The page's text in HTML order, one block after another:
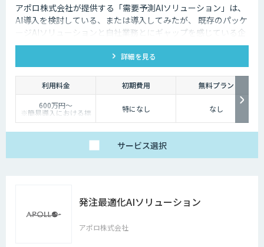
アポロ株式会社が提供する「需要予測AIソリューション」は、
AI導入を検討している、または導入してみたが、 既存のパッケ
ージAIソリューションと自社業務とにギャップを感じている企
業様向けのソリューションです。 弊社AIソリューションは、貴
社業務にフィットするカスタマイズをし、AI導入効果を最大化
します。
詳細を見る
利用料金 初期費用
無料プラン
600万円～
※簡易導入における標
準開発期間は4ヵ月
特になし なし
サービス選択
発注最適化AIソリューション
アポロ株式会社